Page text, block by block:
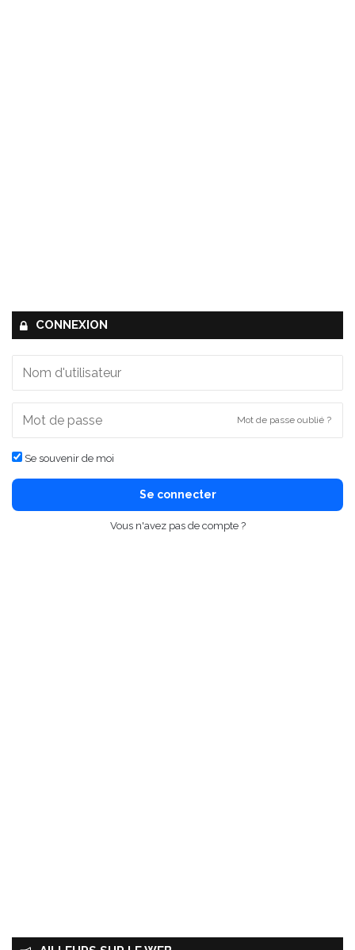
CONNEXION
Mot de passe oublié ?
Se souvenir de moi
Se connecter
Vous n'avez pas de compte ?